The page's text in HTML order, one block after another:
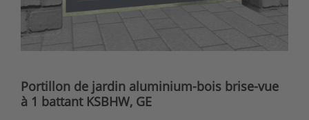
Portillon de jardin aluminium-bois brise-vue
à 1 battant KSBHW, GE